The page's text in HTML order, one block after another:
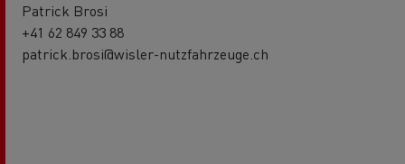
Patrick Brosi
+41 62 849 33 88
patrick.brosi@wisler-nutzfahrzeuge.ch